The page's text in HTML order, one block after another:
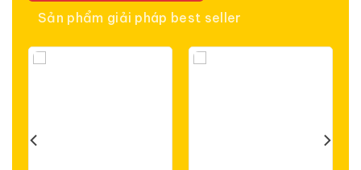
Sản phẩm giải pháp best seller